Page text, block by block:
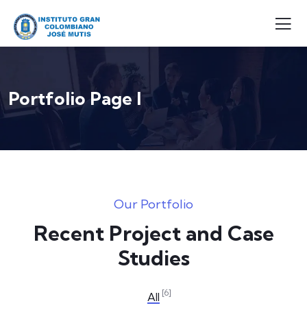
Portfolio Page I
Our Portfolio
Recent Project and Case
Studies
All [6]
APPLICATIONS
Mobile Weather App